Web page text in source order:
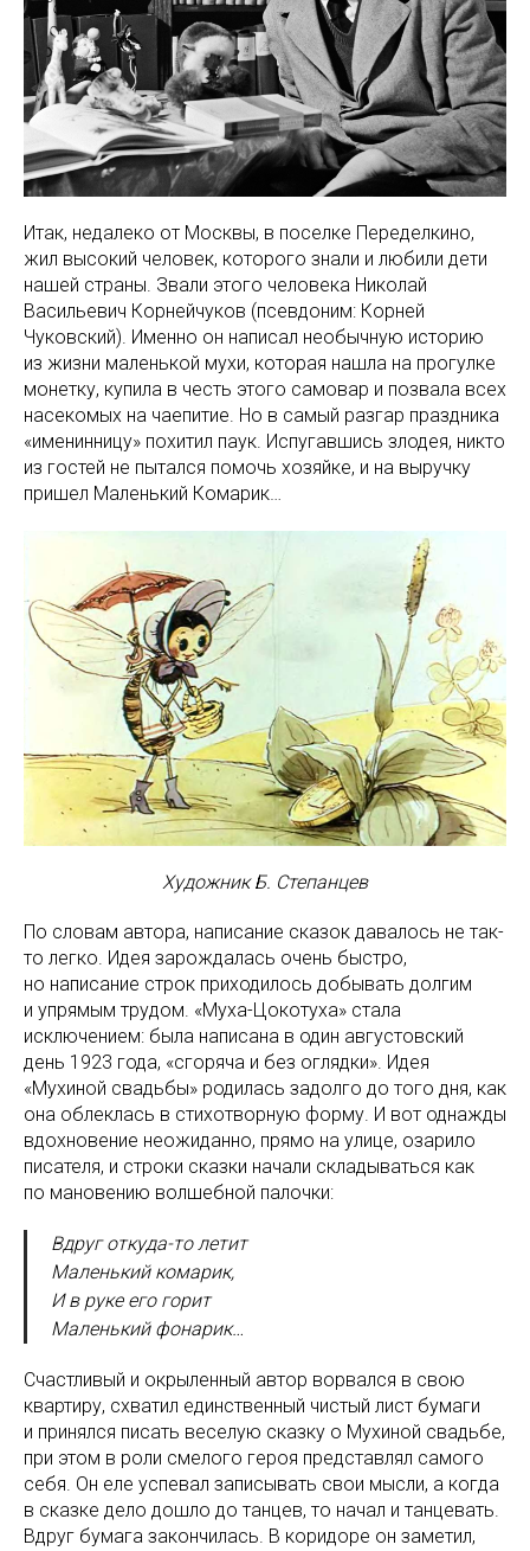
Итак, недалеко от Москвы, в поселке Переделкино,
жил высокий человек, которого знали и любили дети
нашей страны. Звали этого человека Николай
Васильевич Корнейчуков (псевдоним: Корней
Чуковский). Именно он написал необычную историю
из жизни маленькой мухи, которая нашла на прогулке
монетку, купила в честь этого самовар и позвала всех
насекомых на чаепитие. Но в самый разгар праздника
«именинницу» похитил паук. Испугавшись злодея, никто
из гостей не пытался помочь хозяйке, и на выручку
пришел Маленький Комарик…
Художник Б. Степанцев
По словам автора, написание сказок давалось не так-
то легко. Идея зарождалась очень быстро,
но написание строк приходилось добывать долгим
и упрямым трудом. «Муха-Цокотуха» стала
исключением: была написана в один августовский
день 1923 года, «сгоряча и без оглядки». Идея
«Мухиной свадьбы» родилась задолго до того дня, как
она облеклась в стихотворную форму. И вот однажды
вдохновение неожиданно, прямо на улице, озарило
писателя, и строки сказки начали складываться как
по мановению волшебной палочки:
Вдруг откуда-то летит
Маленький комарик,
И в руке его горит
Маленький фонарик…
Счастливый и окрыленный автор ворвался в свою
квартиру, схватил единственный чистый лист бумаги
и принялся писать веселую сказку о Мухиной свадьбе,
при этом в роли смелого героя представлял самого
себя. Он еле успевал записывать свои мысли, а когда
в сказке дело дошло до танцев, то начал и танцевать.
Вдруг бумага закончилась. В коридоре он заметил,